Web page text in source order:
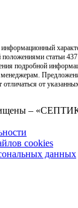
статьи 437
подробной
от
–
cookies
данных